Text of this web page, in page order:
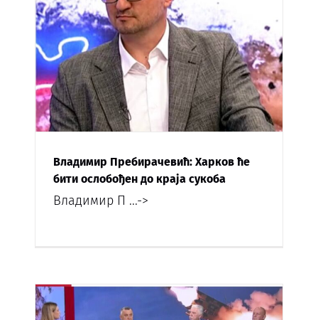
Владимир Пребирачевић: Харков ће
бити ослобођен до краја сукоба
Владимир П ...->